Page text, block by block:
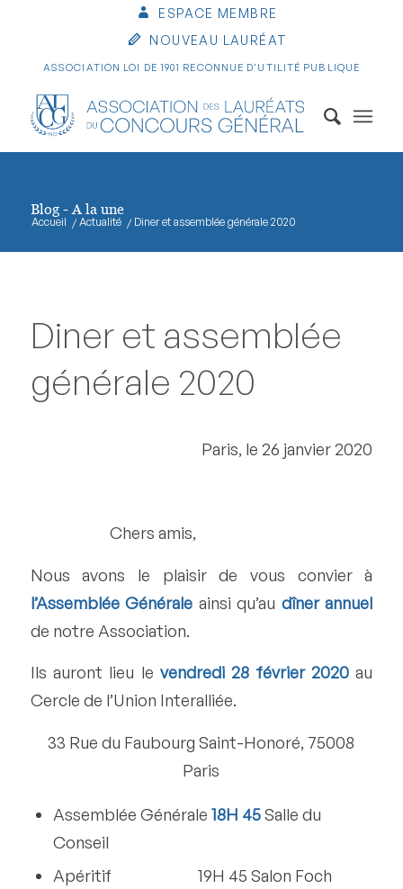
ESPACE MEMBRE
NOUVEAU LAURÉAT
ASSOCIATION LOI DE 1901 RECONNUE D'UTILITÉ PUBLIQUE
Blog - A la une
Accueil / Actualité / Diner et assemblée générale 2020
Diner et assemblée
générale 2020
Paris, le 26 janvier 2020
Chers amis,
Nous avons le plaisir de vous convier à
l’Assemblée Générale ainsi qu’au dîner annuel
de notre Association.
Ils auront lieu le vendredi 28 février 2020 au
Cercle de l’Union Interalliée.
33 Rue du Faubourg Saint-Honoré, 75008
Paris
Assemblée Générale 18H 45Salle du
Conseil
Apéritif 19H 45 Salon Foch